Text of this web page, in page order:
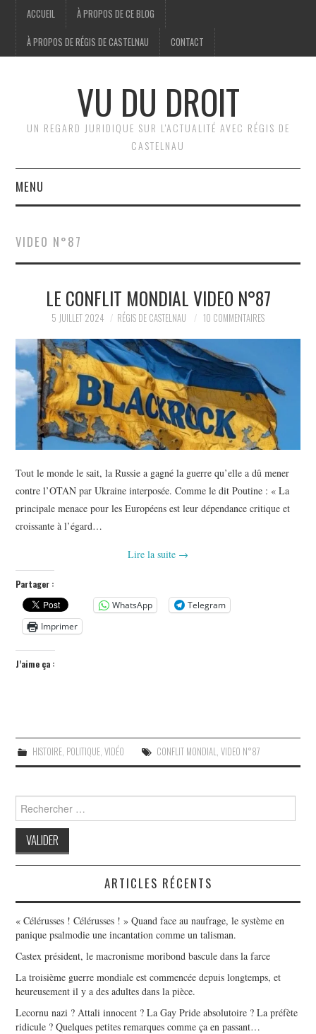
ACCUEIL À PROPOS DE CE BLOG
À PROPOS DE RÉGIS DE CASTELNAU CONTACT
VU DU DROIT
UN REGARD JURIDIQUE SUR L'ACTUALITÉ AVEC RÉGIS DE
CASTELNAU
MENU
BRÈVES
JURIDIQUE
HISTOIRE
CULTURE
SPORT
VIDEO N°87
LE CONFLIT MONDIAL VIDEO N°87
5 JUILLET 2024 RÉGIS DE CASTELNAU 10 COMMENTAIRES
Tout le monde le sait, la Russie a gagné la guerre qu’elle a dû mener
contre l’OTAN par Ukraine interposée. Comme le dit Poutine : « La
principale menace pour les Européens est leur dépendance critique et
croissante à l’égard…
Lire la suite →
Partager :
WhatsApp
Telegram
Imprimer
J’aime ça :
HISTOIRE, POLITIQUE, VIDÉO CONFLIT MONDIAL, VIDEO N°87
Search
for:
ARTICLES RÉCENTS
« Célérusses ! Célérusses ! » Quand face au naufrage, le système en
panique psalmodie une incantation comme un talisman.
Castex président, le macronisme moribond bascule dans la farce
La troisième guerre mondiale est commencée depuis longtemps, et
heureusement il y a des adultes dans la pièce.
Lecornu nazi ? Attali innocent ? La Gay Pride absolutoire ? La préfète
ridicule ? Quelques petites remarques comme ça en passant…